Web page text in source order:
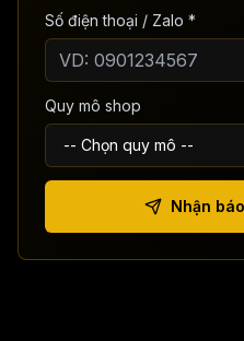
Số điện thoại / Zalo *
Quy mô shop
Nhận